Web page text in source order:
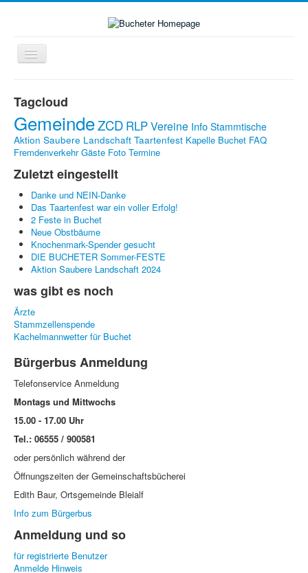
Navigation
an/aus
Zukunft-Check-Dorf
Dorfleben
LINKS
Kontakte
Impressum
Bildergalerie
Tagcloud
GemeindeZCD RLPVereine Info Stammtische
Aktion Saubere Landschaft Taartenfest Kapelle Buchet FAQ
Fremdenverkehr Gäste Foto Termine
Zuletzt eingestellt
Danke und NEIN-Danke
Das Taartenfest war ein voller Erfolg!
2 Feste in Buchet
Neue Obstbäume
Knochenmark-Spender gesucht
DIE BUCHETER Sommer-FESTE
Aktion Saubere Landschaft 2024
was gibt es noch
Ärzte
Stammzellenspende
Kachelmannwetter für Buchet
Bürgerbus Anmeldung
Telefonservice Anmeldung
Montags und Mittwochs
15.00 - 17.00 Uhr
Tel.: 06555 / 900581
oder persönlich während der
Öffnungszeiten der Gemeinschaftsbücherei
Edith Baur, Ortsgemeinde Bleialf
Info zum Bürgerbus
Anmeldung und so
für registrierte Benutzer
Anmelde Hinweis